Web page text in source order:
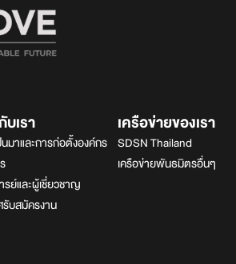
บเรา
มาและการก่อตั้งองค์กร
ย์และผู้เชี่ยวชาญ
รับสมัครงาน
เครือข่ายของเรา
SDSN Thailand
เครือข่ายพันธมิตรอื่นๆ